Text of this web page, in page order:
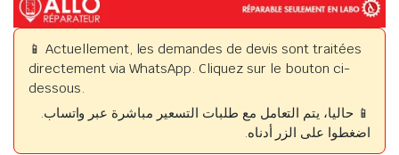
📱 Actuellement, les demandes de devis sont traitées
directement via WhatsApp. Cliquez sur le bouton ci-
dessous.
📱 حاليا، يتم التعامل مع طلبات التسعير مباشرة عبر واتساب.
اضغطوا على الزر أدناه.